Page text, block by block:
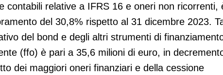
contabili relative a IFRS 16 e oneri non ricorrenti,
del 30,8% rispetto al 31 dicembre 2023.
del bond e degli altri strumenti di
(ffo) è pari a 35,6 milioni di euro, in
dei maggiori oneri finanziari e della cessione